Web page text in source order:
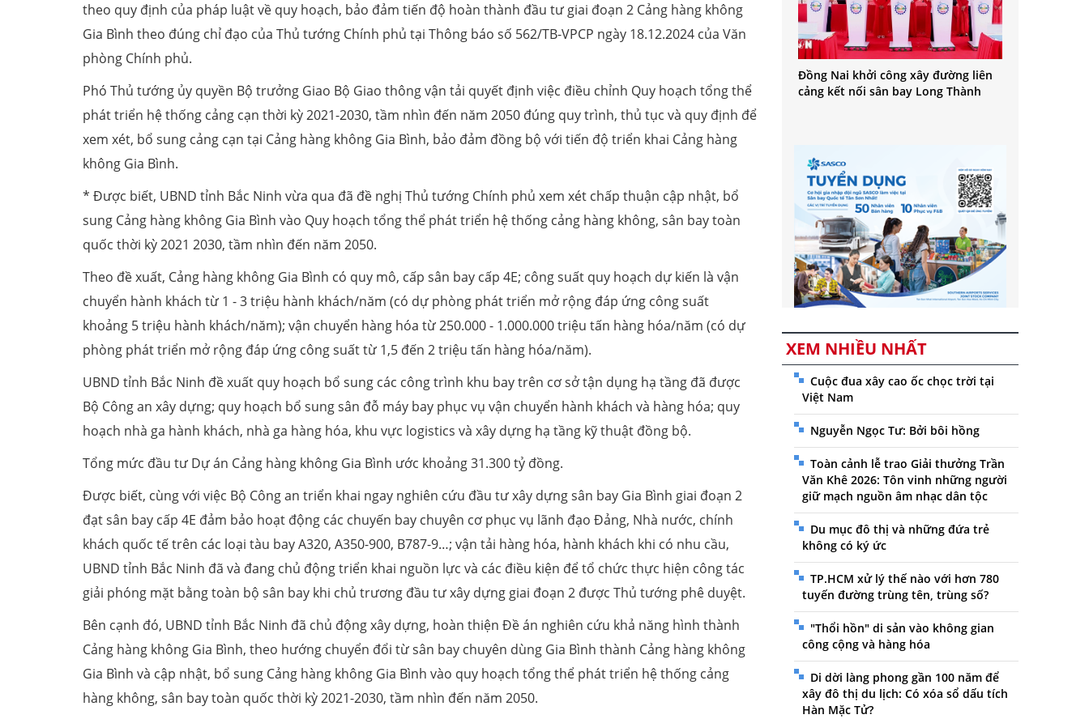
theo quy định của pháp luật về quy hoạch, bảo đảm tiến độ hoàn thành đầu tư giai đoạn 2 Cảng hàng không
Gia Bình theo đúng chỉ đạo của Thủ tướng Chính phủ tại Thông báo số 562/TB-VPCP ngày 18.12.2024 của Văn
phòng Chính phủ.
Phó Thủ tướng ủy quyền Bộ trưởng Giao Bộ Giao thông vận tải quyết định việc điều chỉnh Quy hoạch tổng thể
phát triển hệ thống cảng cạn thời kỳ 2021-2030, tầm nhìn đến năm 2050 đúng quy trình, thủ tục và quy định để
xem xét, bổ sung cảng cạn tại Cảng hàng không Gia Bình, bảo đảm đồng bộ với tiến độ triển khai Cảng hàng
không Gia Bình.
* Được biết, UBND tỉnh Bắc Ninh vừa qua đã đề nghị Thủ tướng Chính phủ xem xét chấp thuận cập nhật, bổ
sung Cảng hàng không Gia Bình vào Quy hoạch tổng thể phát triển hệ thống cảng hàng không, sân bay toàn
quốc thời kỳ 2021 2030, tầm nhìn đến năm 2050.
Theo đề xuất, Cảng hàng không Gia Bình có quy mô, cấp sân bay cấp 4E; công suất quy hoạch dự kiến là vận
chuyển hành khách từ 1 - 3 triệu hành khách/năm (có dự phòng phát triển mở rộng đáp ứng công suất
khoảng 5 triệu hành khách/năm); vận chuyển hàng hóa từ 250.000 - 1.000.000 triệu tấn hàng hóa/năm (có dự
phòng phát triển mở rộng đáp ứng công suất từ 1,5 đến 2 triệu tấn hàng hóa/năm).
UBND tỉnh Bắc Ninh đề xuất quy hoạch bổ sung các công trình khu bay trên cơ sở tận dụng hạ tầng đã được
Bộ Công an xây dựng; quy hoạch bổ sung sân đỗ máy bay phục vụ vận chuyển hành khách và hàng hóa; quy
hoạch nhà ga hành khách, nhà ga hàng hóa, khu vực logistics và xây dựng hạ tầng kỹ thuật đồng bộ.
Tổng mức đầu tư Dự án Cảng hàng không Gia Bình ước khoảng 31.300 tỷ đồng.
Được biết, cùng với việc Bộ Công an triển khai ngay nghiên cứu đầu tư xây dựng sân bay Gia Bình giai đoạn 2
đạt sân bay cấp 4E đảm bảo hoạt động các chuyến bay chuyên cơ phục vụ lãnh đạo Đảng, Nhà nước, chính
khách quốc tế trên các loại tàu bay A320, A350-900, B787-9…; vận tải hàng hóa, hành khách khi có nhu cầu,
UBND tỉnh Bắc Ninh đã và đang chủ động triển khai nguồn lực và các điều kiện để tổ chức thực hiện công tác
giải phóng mặt bằng toàn bộ sân bay khi chủ trương đầu tư xây dựng giai đoạn 2 được Thủ tướng phê duyệt.
Bên cạnh đó, UBND tỉnh Bắc Ninh đã chủ động xây dựng, hoàn thiện Đề án nghiên cứu khả năng hình thành
Cảng hàng không Gia Bình, theo hướng chuyển đổi từ sân bay chuyên dùng Gia Bình thành Cảng hàng không
Gia Bình và cập nhật, bổ sung Cảng hàng không Gia Bình vào quy hoạch tổng thể phát triển hệ thống cảng
hàng không, sân bay toàn quốc thời kỳ 2021-2030, tầm nhìn đến năm 2050.
Đồng Nai khởi công xây đường liên
cảng kết nối sân bay Long Thành
XEM NHIỀU NHẤT
Cuộc đua xây cao ốc chọc trời tại
Việt Nam
Nguyễn Ngọc Tư: Bởi bôi hồng
Toàn cảnh lễ trao Giải thưởng Trần
Văn Khê 2026: Tôn vinh những người
giữ mạch nguồn âm nhạc dân tộc
Du mục đô thị và những đứa trẻ
không có ký ức
TP.HCM xử lý thế nào với hơn 780
tuyến đường trùng tên, trùng số?
"Thổi hồn" di sản vào không gian
công cộng và hàng hóa
Di dời làng phong gần 100 năm để
xây đô thị du lịch: Có xóa sổ dấu tích
Hàn Mặc Tử?